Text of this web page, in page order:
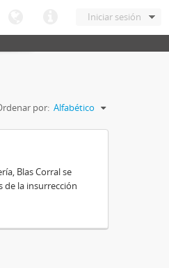
Iniciar sesión
por: Alfabético
Blas Corral se
de la insurrección